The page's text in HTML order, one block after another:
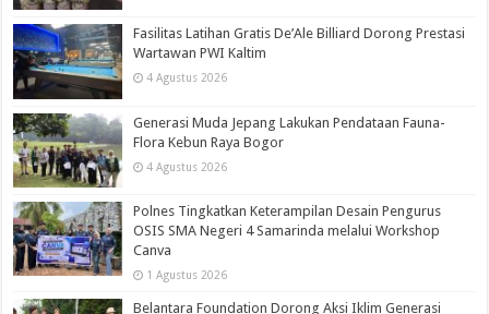
Fasilitas Latihan Gratis De’Ale Billiard Dorong Prestasi
Wartawan PWI Kaltim
4 Agustus 2026
Generasi Muda Jepang Lakukan Pendataan Fauna-
Flora Kebun Raya Bogor
4 Agustus 2026
Polnes Tingkatkan Keterampilan Desain Pengurus
OSIS SMA Negeri 4 Samarinda melalui Workshop
Canva
1 Agustus 2026
Belantara Foundation Dorong Aksi Iklim Generasi